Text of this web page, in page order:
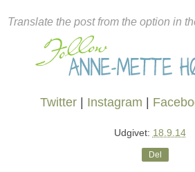
Translate the post from the option in
Twitter| Instagram |
Udgivet: 18.9.14
Del